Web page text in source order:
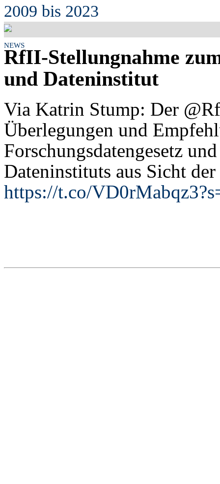
2009 bis 2023
NEWS
RfII-Stellungnahme
und Dateninstitut
Via Katrin Stump: Der
Überlegungen und
Forschungsdatengesetz
Dateninstituts aus Sicht
https://t.co/